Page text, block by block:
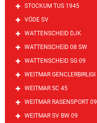
STOCKUM TUS 1945
VÖDE SV
WATTENSCHEID DJK
WATTENSCHEID 08 SW
WATTENSCHEID SG 09
WEITMAR GENCLERBIRLIGI
WEITMAR SC 45
WEITMAR RASENSPORT 09
WEITMAR SV BW 09